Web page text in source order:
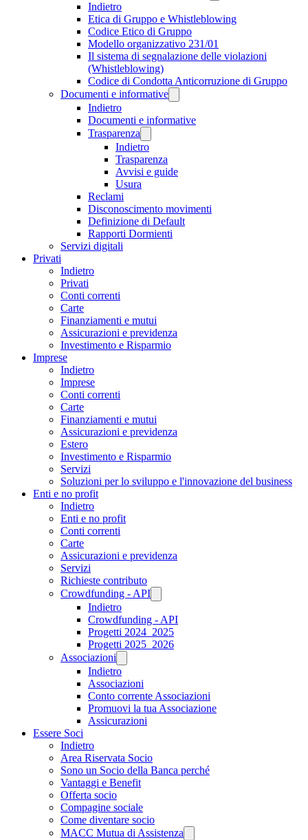
Indietro
Etica di Gruppo e Whistleblowing
Codice Etico di Gruppo
Modello organizzativo 231/01
Il sistema di segnalazione delle violazioni
(Whistleblowing)
Codice di Condotta Anticorruzione di Gruppo
Documenti e informative
Indietro
Documenti e informative
Trasparenza
Indietro
Trasparenza
Avvisi e guide
Usura
Reclami
Disconoscimento movimenti
Definizione di Default
Rapporti Dormienti
Servizi digitali
Privati
Indietro
Privati
Conti correnti
Carte
Finanziamenti e mutui
Assicurazioni e previdenza
Investimento e Risparmio
Imprese
Indietro
Imprese
Conti correnti
Carte
Finanziamenti e mutui
Assicurazioni e previdenza
Estero
Investimento e Risparmio
Servizi
Soluzioni per lo sviluppo e l'innovazione del business
Enti e no profit
Indietro
Enti e no profit
Conti correnti
Carte
Assicurazioni e previdenza
Servizi
Richieste contributo
Crowdfunding - API
Indietro
Crowdfunding - API
Progetti 2024_2025
Progetti 2025_2026
Associazioni
Indietro
Associazioni
Conto corrente Associazioni
Promuovi la tua Associazione
Assicurazioni
Essere Soci
Indietro
Area Riservata Socio
Sono un Socio della Banca perché
Vantaggi e Benefit
Offerta socio
Compagine sociale
Come diventare socio
MACC Mutua di Assistenza